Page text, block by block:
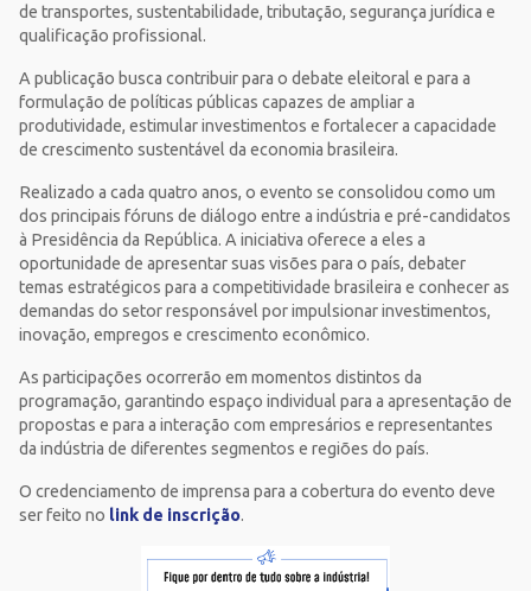
de transportes, sustentabilidade, tributação, segurança jurídica e
qualificação profissional.
A publicação busca contribuir para o debate eleitoral e para a
formulação de políticas públicas capazes de ampliar a
produtividade, estimular investimentos e fortalecer a capacidade
de crescimento sustentável da economia brasileira.
Realizado a cada quatro anos, o evento se consolidou como um
dos principais fóruns de diálogo entre a indústria e pré-candidatos
à Presidência da República. A iniciativa oferece a eles a
oportunidade de apresentar suas visões para o país, debater
temas estratégicos para a competitividade brasileira e conhecer as
demandas do setor responsável por impulsionar investimentos,
inovação, empregos e crescimento econômico.
As participações ocorrerão em momentos distintos da
programação, garantindo espaço individual para a apresentação de
propostas e para a interação com empresários e representantes
da indústria de diferentes segmentos e regiões do país.
O credenciamento de imprensa para a cobertura do evento deve
ser feito no link de inscrição.